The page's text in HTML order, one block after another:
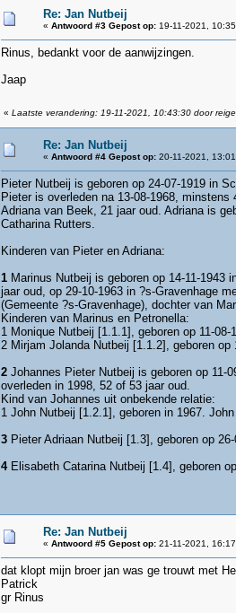
Re: Jan Nutbeij
« Antwoord #3 Gepost op:19-11-2021,
Rinus, bedankt voor de aanwijzingen.
Jaap
« Laatste verandering: 19-11-2021, 10:43:30 door
Re: Jan Nutbeij
« Antwoord #4 Gepost op:20-11-2021,
Pieter Nutbeij is geboren op 24-07-1919 in
Pieter is overleden na 13-08-1968,
Adriana van Beek, 21 jaar oud. Adriana is
Catharina Rutters.
Kinderen van Pieter en Adriana:
1Marinus Nutbeij is geboren op 14-11-1943
jaar oud, op 29-10-1963 in ?s-Gravenhage
(Gemeente ?s-Gravenhage), dochter van
Kinderen van Marinus en Petronella:
1 Monique Nutbeij [1.1.1], geboren op 11-
2 Mirjam Jolanda Nutbeij [1.1.2], geboren op
2Johannes Pieter Nutbeij is geboren op 11-
overleden in 1998, 52 of 53 jaar oud.
Kind van Johannes uit onbekende relatie:
1 John Nutbeij [1.2.1], geboren in 1967.
3Pieter Adriaan Nutbeij [1.3], geboren op
4 Elisabeth Catarina Nutbeij [1.4], geboren
Re: Jan Nutbeij
« Antwoord #5 Gepost op:21-11-2021,
dat klopt mijn broer jan was ge trouwt met
Patrick
gr Rinus